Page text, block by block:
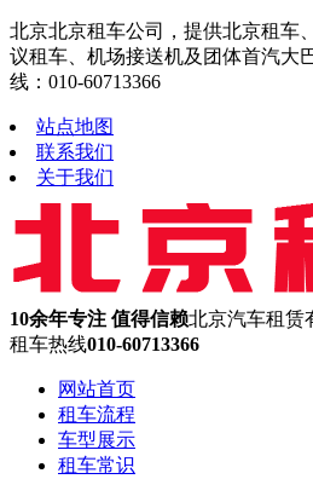
北京北京租车公司，提供北京租车
议租车、机场接送机及团体首汽大
线：010-60713366
站点地图
联系我们
关于我们
10余年专注 值得信赖北京汽车租赁
租车热线010-60713366
网站首页
租车流程
车型展示
租车常识